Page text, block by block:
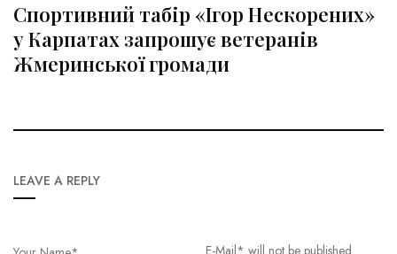
Спортивний табір «Ігор Нескорених»
у Карпатах запрошує ветеранів
Жмеринської громади
LEAVE A REPLY